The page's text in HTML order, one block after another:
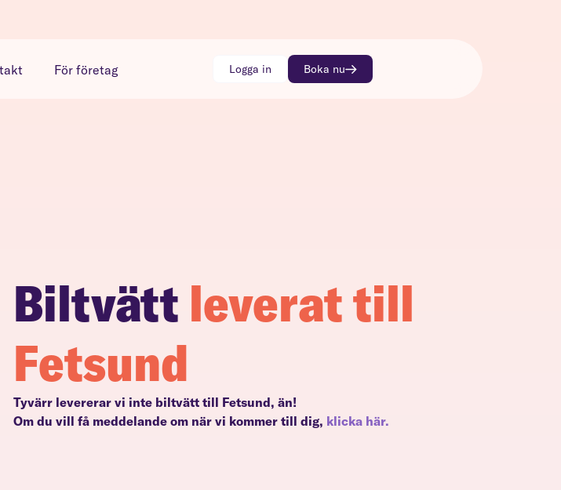
För företag Logga in Boka nu
Biltvätt leverat till
Fetsund
Tyvärr levererar vi inte biltvätt till Fetsund, än!
Om du vill få meddelande om när vi kommer till dig, klicka här.